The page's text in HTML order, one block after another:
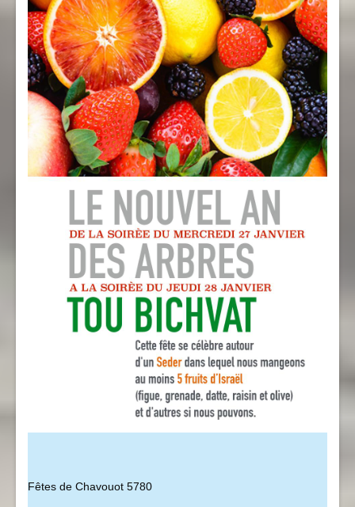
Fêtes de Chavouot 5780